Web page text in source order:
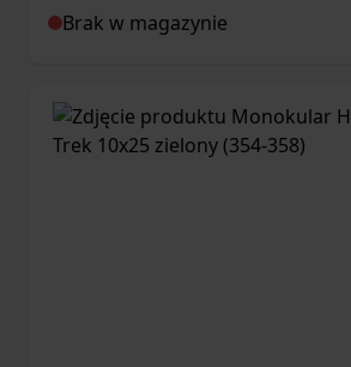
Brak w magazynie